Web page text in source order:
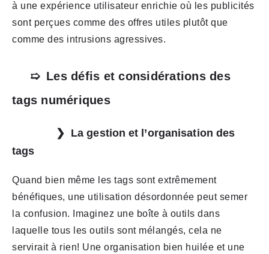
à une expérience utilisateur enrichie où les publicités
sont perçues comme des offres utiles plutôt que
comme des intrusions agressives.
Les défis et considérations des
tags numériques
La gestion et l’organisation des
tags
Quand bien même les tags sont extrêmement
bénéfiques, une utilisation désordonnée peut semer
la confusion. Imaginez une boîte à outils dans
laquelle tous les outils sont mélangés, cela ne
servirait à rien! Une organisation bien huilée et une